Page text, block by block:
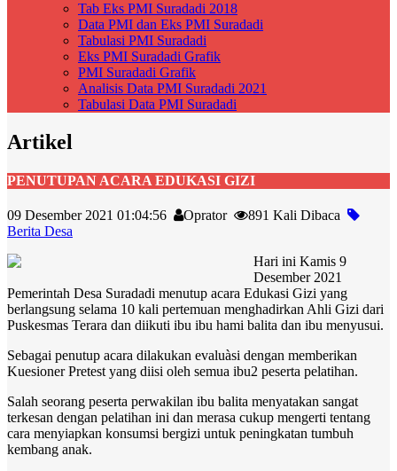
Tab Eks PMI Suradadi 2018
Data PMI dan Eks PMI Suradadi
Tabulasi PMI Suradadi
Eks PMI Suradadi Grafik
PMI Suradadi Grafik
Analisis Data PMI Suradadi 2021
Tabulasi Data PMI Suradadi
Artikel
PENUTUPAN ACARA EDUKASI GIZI
09 Desember 2021 01:04:56 Oprator
891 Kali Dibaca
Berita Desa
Hari ini Kamis 9
Desember 2021
Pemerintah Desa Suradadi menutup acara Edukasi Gizi yang
berlangsung selama 10 kali pertemuan menghadirkan Ahli Gizi dari
Puskesmas Terara dan diikuti ibu ibu hami balita dan ibu menyusui.
Sebagai penutup acara dilakukan evaluàsi dengan memberikan
Kuesioner Pretest yang diisi oleh semua ibu2 peserta pelatihan.
Salah seorang peserta perwakilan ibu balita menyatakan sangat
terkesan dengan pelatihan ini dan merasa cukup mengerti tentang
cara menyiapkan konsumsi bergizi untuk peningkatan tumbuh
kembang anak.